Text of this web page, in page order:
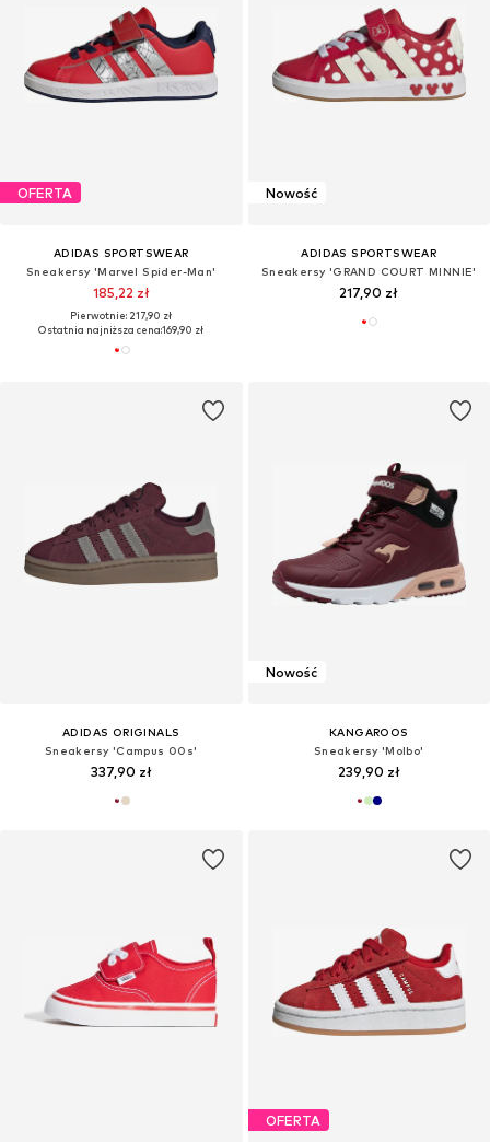
OFERTA
ADIDAS SPORTSWEAR
Sneakersy 'Marvel Spider-Man'
185,22 zł
Pierwotnie: 217,90 zł
Ostatnia najniższa cena:169,90 zł
Nowość
ADIDAS SPORTSWEAR
Sneakersy 'GRAND COURT MINNIE'
217,90 zł
ADIDAS ORIGINALS
Sneakersy 'Campus 00s'
337,90 zł
Nowość
KANGAROOS
Sneakersy 'Molbo'
239,90 zł
OFERTA